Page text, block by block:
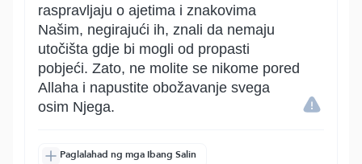
raspravljaju o ajetima i znakovima
Našim, negirajući ih, znali da nemaju
utočišta gdje bi mogli od propasti
pobjeći. Zato, ne molite se nikome pored
Allaha i napustite obožavanje svega
osim Njega.
Paglalahad ng mga Ibang Salin